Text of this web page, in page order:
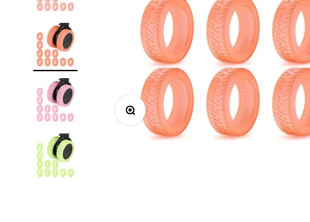
ズームイン